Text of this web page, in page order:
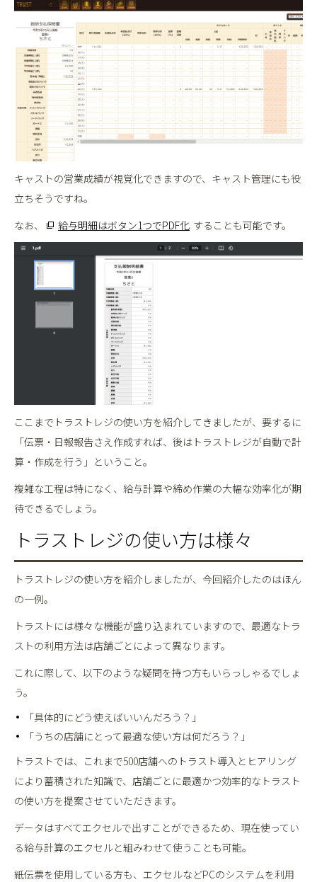
キャストの営業成績が視覚化できますので、キャスト管理にも役
立ちそうですね。
なお、
給与明細はボタン1つでPDF化 することも可能です。
ここまでトラストレジの使い方を紹介してきましたが、要するに
「伝票・日報報告さえ作成すれば、後はトラストレジが自動で計
算・作成を行う」ということ。
複雑な工程は特になく、給与計算や締め作業の大幅な効率化が期
待できるでしょう。
トラストレジの使い方は様々
トラストレジの使い方を紹介しましたが、今回紹介したのはほん
の一例。
トラストには様々な機能が盛り込まれていますので、最適なトラ
ストの利用方法は店舗ごとによって異なります。
これに際して、以下のような疑問を持つ方もいらっしゃるでしょ
う。
「具体的にどう使えばいいんだろう？」
「うちの店舗にとって最適な使い方は何だろう？」
トラストでは、これまで500店舗へのトラスト導入とヒアリング
により蓄積された知識で、店舗ごとに最適かつ効率的なトラスト
の使い方を提案させていただきます。
データはすべてエクセルで出すことができるため、現在使ってい
る給与計算のエクセルと組みわせて使うことも可能。
紙伝票を使用している方も、エクセルなどPCのシステムを利用